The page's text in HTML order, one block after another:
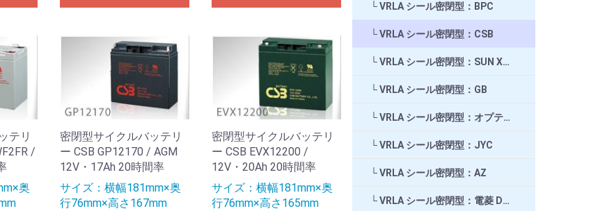
テリ
/
奥
密閉型サイクルバッテリ
ー CSB GP12170 / AGM
12V・17Ah 20時間率
サイズ：横幅181mm×奥
行76mm×高さ167mm
密閉型サイクルバッテリ
ー CSB EVX12200 /
12V・20Ah 20時間率
サイズ：横幅181mm×奥
行76mm×高さ165mm
VRLA シール密閉型：BPC
VRLA シール密閉型：CSB
VRLA シール密閉型：SUN XTENDER
VRLA シール密閉型：GB
VRLA シール密閉型：オプティマ OPTIMA
VRLA シール密閉型：JYC
VRLA シール密閉型：AZ
VRLA シール密閉型：電菱 DENRYO